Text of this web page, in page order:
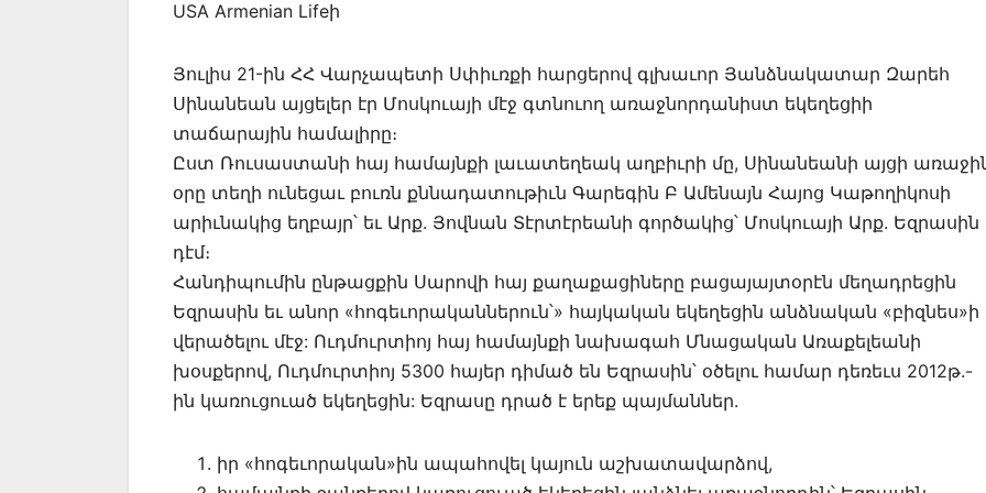
USA Armenian Lifeի
Յուլիս 21-ին ՀՀ Վարչապետի Սփիւռքի հարցերով գլխաւոր Յանձնակատար Զարեհ
Սինանեան այցելեր էր Մոսկուայի մէջ գտնուող առաջնորդանիստ եկեղեցիի
տաճարային համալիրը։
Ըստ Ռուսաստանի հայ համայնքի լաւատեղեակ աղբիւրի մը, Սինանեանի այցի
օրը տեղի ունեցաւ բուռն քննադատութիւն Գարեգին Բ Ամենայն Հայոց Կաթողիկոսի
արիւնակից եղբայր՝ եւ Արք. Յովնան Տէրտէրեանի գործակից՝ Մոսկուայի Արք. Եզրասին
դէմ։
Հանդիպումին ընթացքին Սարովի հայ քաղաքացիները բացայայտօրէն մեղադրեցին
Եզրասին եւ անոր «հոգեւորականներուն՝» հայկական եկեղեցին անձնական «բիզնես»ի
վերածելու մէջ: Ուդմուրտիոյ հայ համայնքի նախագահ Մնացական Առաքելեանի
խօսքերով, Ուդմուրտիոյ 5300 հայեր դիմած են Եզրասին՝ օծելու համար դեռեւս 2012թ.-
ին կառուցուած եկեղեցին: Եզրասը դրած է երեք պայմաններ.
իր «հոգեւորական»ին ապահովել կայուն աշխատավարձով,